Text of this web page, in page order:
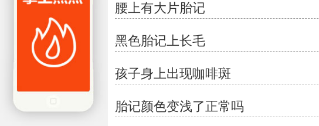
腰上有大片胎记
黑色胎记上长毛
孩子身上出现咖啡斑
胎记颜色变浅了正常吗